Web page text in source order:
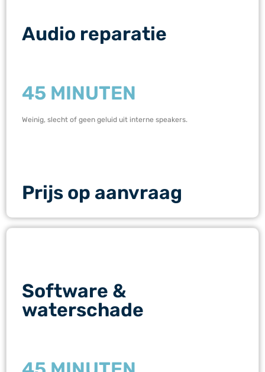
Audio reparatie
45 MINUTEN
Weinig, slecht of geen geluid uit interne speakers.
Prijs op aanvraag
Software &
waterschade